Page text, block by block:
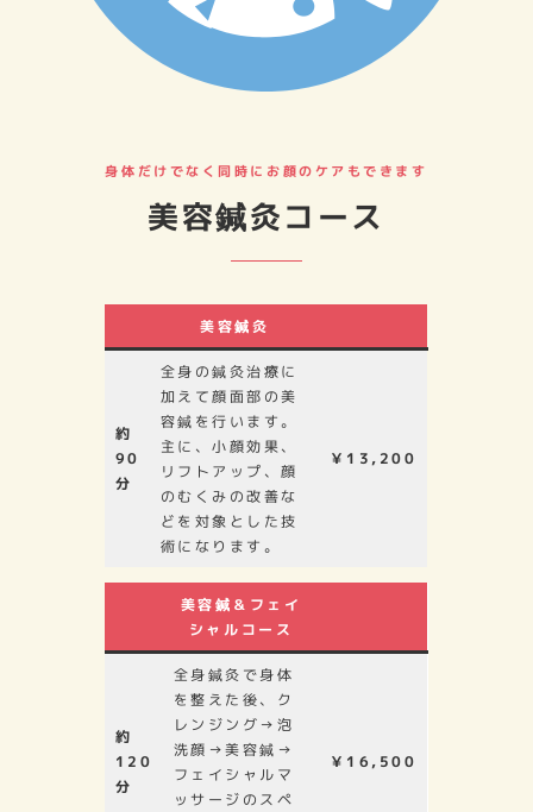
身体だけでなく同時にお顔のケアもできます
美容鍼灸コース
美容鍼灸
約
90
分
全身の鍼灸治療に
加えて顔面部の美
容鍼を行います。
主に、小顔効果、
リフトアップ、顔
のむくみの改善な
どを対象とした技
術になります。
￥13,200
美容鍼＆フェイ
シャルコース
約
120
分
全身鍼灸で身体
を整えた後、ク
レンジング→泡
洗顔→美容鍼→
フェイシャルマ
ッサージのスペ
￥16,500